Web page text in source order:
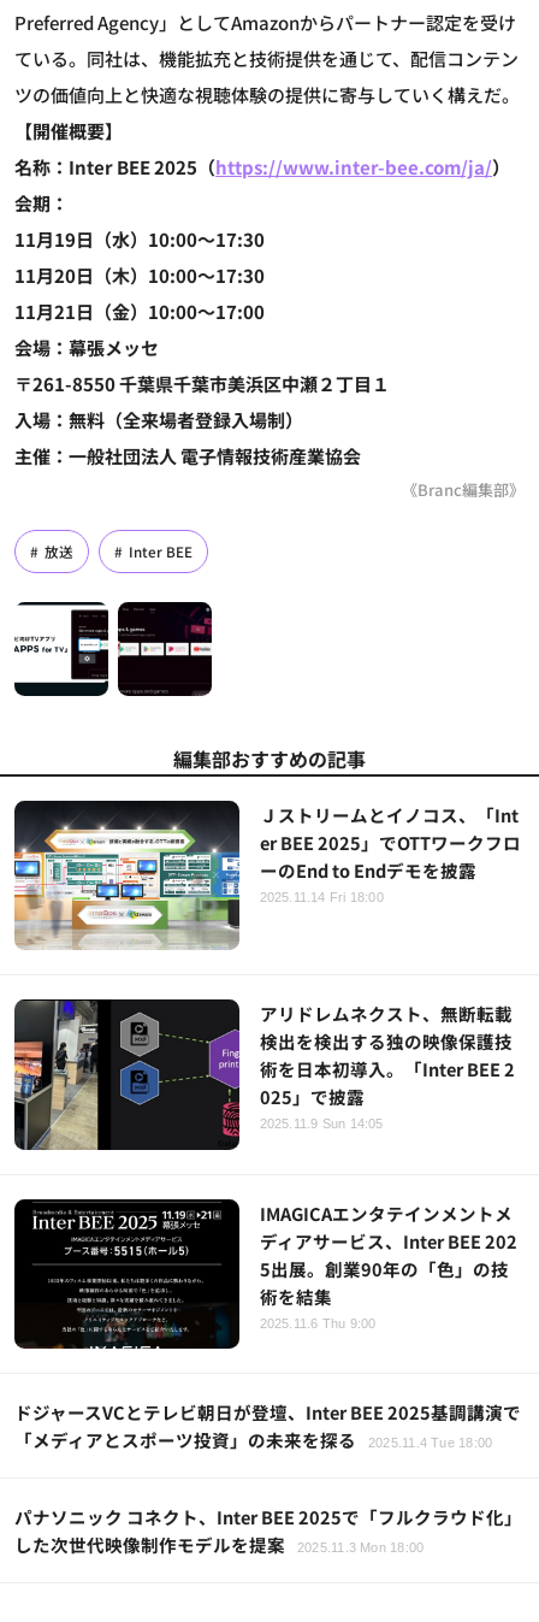
Preferred Agency」としてAmazonからパートナー認定を受け
ている。同社は、機能拡充と技術提供を通じて、配信コンテン
ツの価値向上と快適な視聴体験の提供に寄与していく構えだ。
【開催概要】
名称：Inter BEE 2025（https://www.inter-bee.com/ja/）
会期：
11月19日（水）10:00～17:30
11月20日（木）10:00～17:30
11月21日（金）10:00～17:00
会場：幕張メッセ
〒261-8550 千葉県千葉市美浜区中瀬２丁目１
入場：無料（全来場者登録入場制）
主催：一般社団法人 電子情報技術産業協会
《Branc編集部》
放送 Inter BEE
編集部おすすめの記事
Ｊストリームとイノコス、「Int
er BEE 2025」でOTTワークフロ
ーのEnd to Endデモを披露
2025.11.14 Fri 18:00
アリドレムネクスト、無断転載
検出を検出する独の映像保護技
術を日本初導入。「Inter BEE 2
025」で披露
2025.11.9 Sun 14:05
IMAGICAエンタテインメントメ
ディアサービス、Inter BEE 202
5出展。創業90年の「色」の技
術を結集
2025.11.6 Thu 9:00
ドジャースVCとテレビ朝日が登壇、Inter BEE 2025基調講演で
「メディアとスポーツ投資」の未来を探る
2025.11.4 Tue 18:00
パナソニック コネクト、Inter BEE 2025で「フルクラウド化」
した次世代映像制作モデルを提案
2025.11.3 Mon 18:00